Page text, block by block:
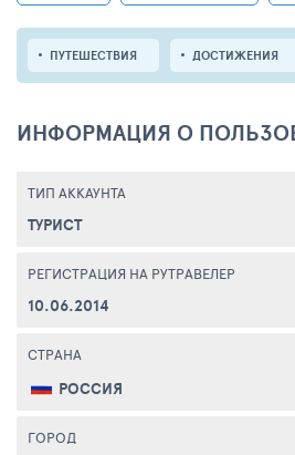
ПУТЕШЕСТВИЯ ДОСТИЖЕНИЯ
ИНФОРМАЦИЯ О
ТИП АККАУНТА
ТУРИСТ
РЕГИСТРАЦИЯ НА РУТРАВЕЛЕР
10.06.2014
СТРАНА
РОССИЯ
ГОРОД